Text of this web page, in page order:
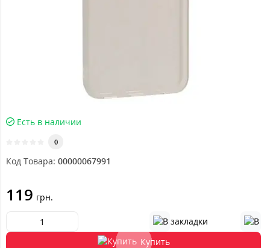
Есть в наличии
0
Код Товара: 00000067991
119 грн.
Купить